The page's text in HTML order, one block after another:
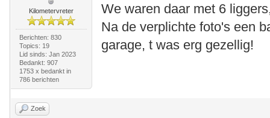
Kilometervreter
Berichten: 830
Topics: 19
Lid sinds: Jan 2023
Bedankt: 907
1753 x bedankt in
786 berichten
We waren daar met 6
Na de verplichte foto's een
garage, t was erg gezellig!
Zoek